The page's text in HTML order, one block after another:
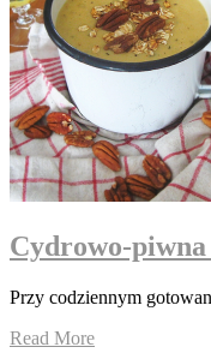
Cydrowo-piwna
Przy codziennym
Read More